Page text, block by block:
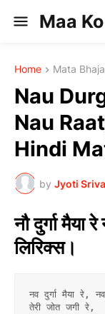
Maa
Home Mata
Nau
Nau
Hindi
by Jyoti
नौ दुर्गा मैया
लिरिक्स।
नव दुर्गा मैया रे,
तेरी जोत जगी रे,